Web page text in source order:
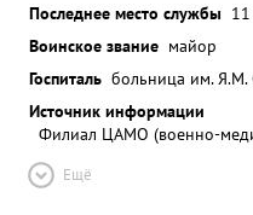
Последнее место службы
Воинское звание майор
Госпиталь больница им. Я.М.
Источник информации
Филиал ЦАМО (военно-
Ещё